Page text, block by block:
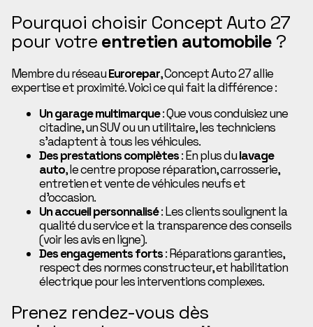
Pourquoi choisir Concept Auto 27
pour votre entretien automobile ?
Membre du réseauEurorepar, Concept Auto 27 allie
expertise et proximité. Voici ce qui fait la différence :
Un garage multimarque: Que vous conduisiez une
citadine, un SUV ou un utilitaire, les techniciens
s’adaptent à tous les véhicules.
Des prestations complètes: En plus dulavage
auto, le centre propose réparation, carrosserie,
entretien et vente de véhicules neufs et
d’occasion.
Un accueil personnalisé: Les clients soulignent la
qualité du service et la transparence des conseils
(voir les avis en ligne).
Des engagements forts: Réparations garanties,
respect des normes constructeur, et habilitation
électrique pour les interventions complexes.
Prenez rendez-vous dès